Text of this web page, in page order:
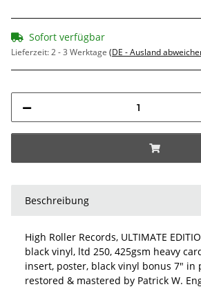
Sofort verfügbar
Lieferzeit:2 - 3 Werktage (DE - Ausland
Beschreibung
High Roller Records, ULTIMATE
black vinyl, ltd 250, 425gsm heavy
insert, poster, black vinyl bonus 7" in
restored & mastered by Patrick W.